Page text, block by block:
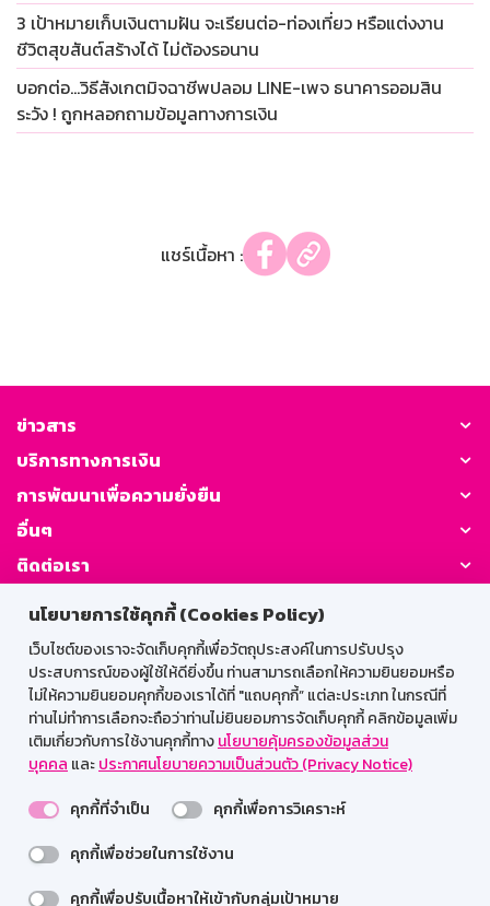
นโยบายการใช้คุกกี้ (Cookies Policy)
เว็บไซต์ของเราจะจัดเก็บคุกกี้เพื่อวัตถุประสงค์ในการปรับปรุง
ประสบการณ์ของผู้ใช้ให้ดียิ่งขึ้น ท่านสามารถเลือกให้ความยินยอมหรือ
ไม่ให้ความยินยอมคุกกี้ของเราได้ที่ "แถบคุกกี้” แต่ละประเภท ในกรณีที่
ท่านไม่ทำการเลือกจะถือว่าท่านไม่ยินยอมการจัดเก็บคุกกี้ คลิกข้อมูลเพิ่ม
เติมเกี่ยวกับการใช้งานคุกกี้ทางนโยบายคุ้มครองข้อมูลส่วน
บุคคล และประกาศนโยบายความเป็นส่วนตัว (Privacy Notice)
คุกกี้ที่จำเป็น
คุกกี้เพื่อการวิเคราะห์
คุกกี้เพื่อช่วยในการใช้งาน
คุกกี้เพื่อปรับเนื้อหาให้เข้ากับกลุ่มเป้าหมาย
3 เป้าหมายเก็บเงินตามฝัน จะเรียนต่อ-ท่องเที่ยว หรือแต่งงาน
ชีวิตสุขสันต์สร้างได้ ไม่ต้องรอนาน
บอกต่อ…วิธีสังเกตมิจฉาชีพปลอม LINE-เพจ ธนาคารออมสิน
ระวัง ! ถูกหลอกถามข้อมูลทางการเงิน
แชร์เนื้อหา :
ข่าวสาร
บริการทางการเงิน
การพัฒนาเพื่อความยั่งยืน
อื่นๆ
ติดต่อเรา
GSB Society:
สำหรับพนักงาน
Web HR
GSB Wisdom
M-Search
เข้าสู่ระบบเน็ตเมล
รองรับการใช้งานได้ดีบนเว็บบราวเซอร์